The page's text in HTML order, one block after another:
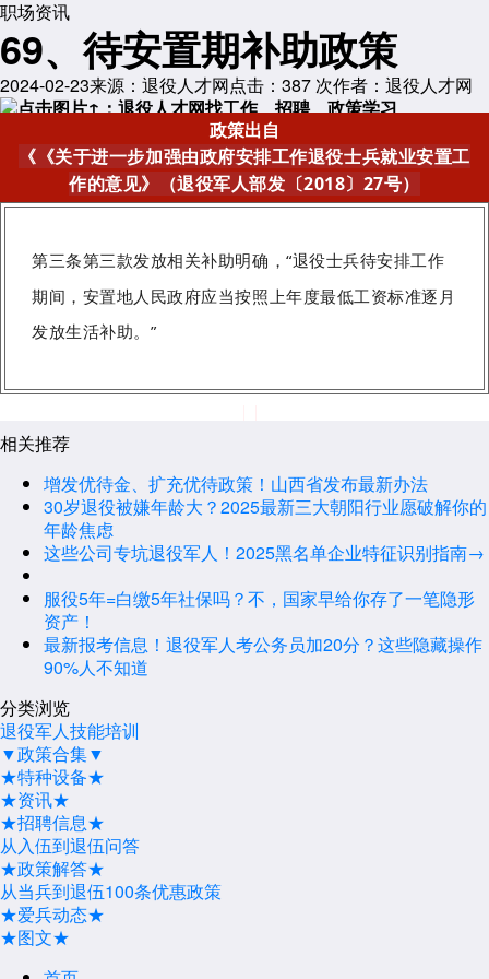
职场资讯
69、待安置期补助政策
2024-02-23来源：退役人才网点击： 387 次作者：退役人才网
点击图片↑：退役人才网找工作、招聘、政策学习
政策出自
《 《关于进一步加强由政府安排工作退役士兵就业安置工
作的意见》（退役军人部发〔2018〕27号）
第三条第三款发放相关补助明确，“退役士兵待安排工作
期间，安置地人民政府应当按照上年度最低工资标准逐月
发放生活补助。 ”
相关推荐
增发优待金、扩充优待政策！山西省发布最新办法
30岁退役被嫌年龄大？2025最新三大朝阳行业愿破解你的
年龄焦虑
这些公司专坑退役军人！2025黑名单企业特征识别指南→
服役5年=白缴5年社保吗？不，国家早给你存了一笔隐形
资产！
最新报考信息！退役军人考公务员加20分？这些隐藏操作
90%人不知道
分类浏览
退役军人技能培训
▼政策合集▼
★特种设备★
★资讯★
★招聘信息★
从入伍到退伍问答
★政策解答★
从当兵到退伍100条优惠政策
★爱兵动态★
★图文★